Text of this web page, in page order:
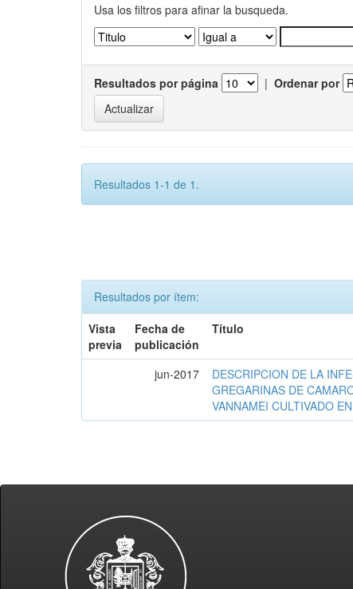
Usa los filtros para afinar la busqueda.
Resultados por página | Ordenar por
Resultados 1-1 de 1.
Resultados por ítem:
Vista
previa
Fecha de
publicación
Título
jun-2017
DESCRIPCION DE LA
GREGARINAS DE
VANNAMEI CULTIVADO